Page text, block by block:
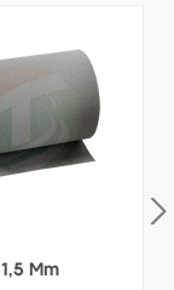
1,5 Mm